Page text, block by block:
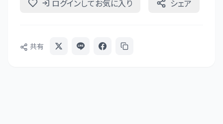
ログインしてお気に入り シェア
共有